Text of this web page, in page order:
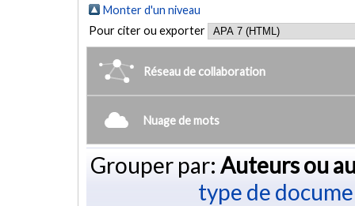
Monter d'un niveau
Pour citer ou exporter
Réseau de collaboration
Nuage de mots
Grouper par: Auteurs ou
type de